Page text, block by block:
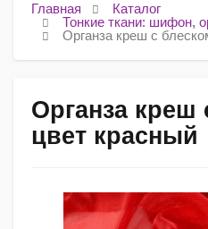
Главная
Каталог
Тонкие ткани: шифон,
Органза креш с
Органза креш
цвет красный